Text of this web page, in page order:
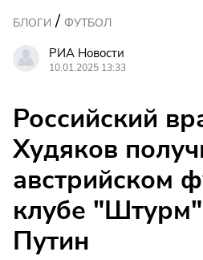
БЛОГИ / ФУТБОЛ
РИА Новости
10.01.2025 13:33
Российский
Худяков
австрийском
клубе
Путин